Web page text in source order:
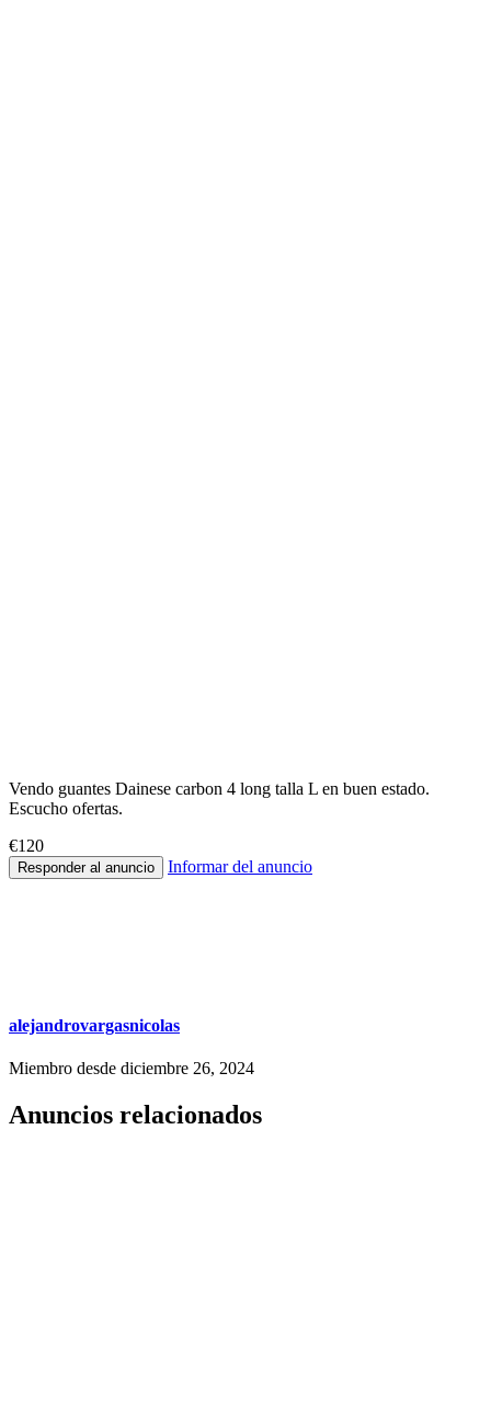
Vendo guantes Dainese carbon 4 long talla L en buen estado.
Escucho ofertas.
€120
Responder al anuncio Informar del anuncio
alejandrovargasnicolas
Miembro desde diciembre 26, 2024
Anuncios relacionados